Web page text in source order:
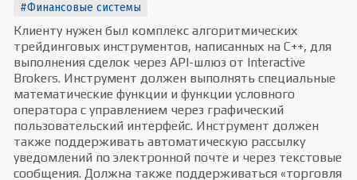
#Финансовые системы
Клиенту нужен был комплекс алгоритмических
трейдинговых инструментов, написанных на C++, для
выполнения сделок через API-шлюз от Interactive
Brokers. Инструмент должен выполнять специальные
математические функции и функции условного
оператора с управлением через графический
пользовательский интерфейс. Инструмент должен
также поддерживать автоматическую рассылку
уведомлений по электронной почте и через текстовые
сообщения. Должна также поддерживаться «торговля